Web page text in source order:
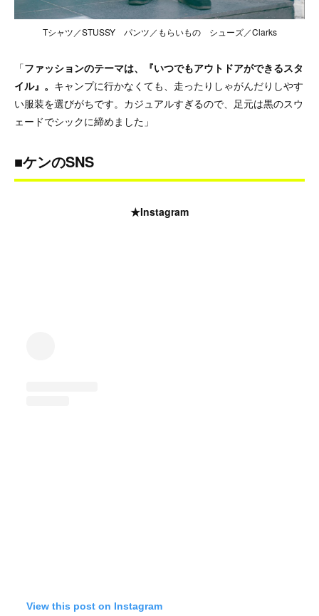
Tシャツ／STUSSY パンツ／もらいもの シューズ／Clarks
「ファッションのテーマは、『いつでもアウトドアができるスタ
イル』。 キャンプに行かなくても、走ったりしゃがんだりしやす
い服装を選びがちです。カジュアルすぎるので、足元は黒のスウ
ェードでシックに締めました」
■ケンのSNS
★Instagram
View this post on Instagram